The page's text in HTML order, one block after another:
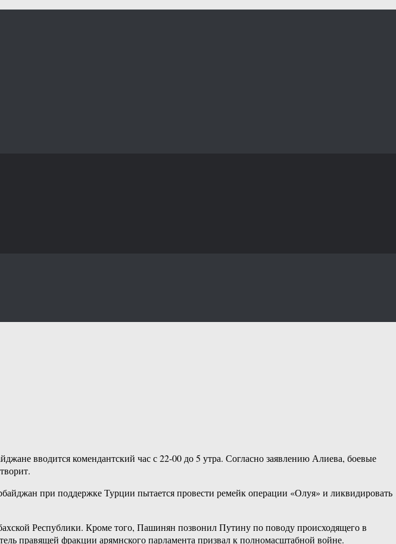
вводится комендантский час с 22-00 до 5 утра. Согласно заявлению Алиева, боевые
при поддержке Турции пытается провести ремейк операции «Олуя» и ликвидировать
Республики. Кроме того, Пашинян позвонил Путину по поводу происходящего в
правящей фракции арямнского парламента призвал к полномасштабной войне.